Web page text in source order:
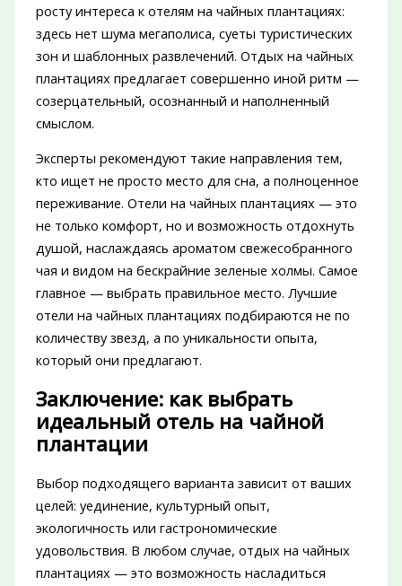
росту интереса к отелям на чайных плантациях:
здесь нет шума мегаполиса, суеты туристических
зон и шаблонных развлечений. Отдых на чайных
плантациях предлагает совершенно иной ритм —
созерцательный, осознанный и наполненный
смыслом.
Эксперты рекомендуют такие направления тем,
кто ищет не просто место для сна, а полноценное
переживание. Отели на чайных плантациях — это
не только комфорт, но и возможность отдохнуть
душой, наслаждаясь ароматом свежесобранного
чая и видом на бескрайние зеленые холмы. Самое
главное — выбрать правильное место. Лучшие
отели на чайных плантациях подбираются не по
количеству звезд, а по уникальности опыта,
который они предлагают.
Заключение: как выбрать
идеальный отель на чайной
плантации
Выбор подходящего варианта зависит от ваших
целей: уединение, культурный опыт,
экологичность или гастрономические
удовольствия. В любом случае, отдых на чайных
плантациях — это возможность насладиться